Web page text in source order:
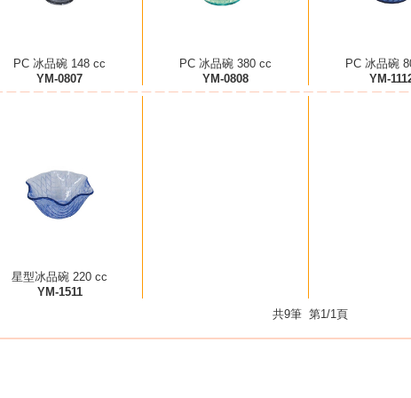
PC 冰品碗 148 cc
YM-0807
PC 冰品碗 380 cc
YM-0808
PC 冰品碗
YM-
星型冰品碗 220 cc
YM-1511
共9筆 第1/1頁